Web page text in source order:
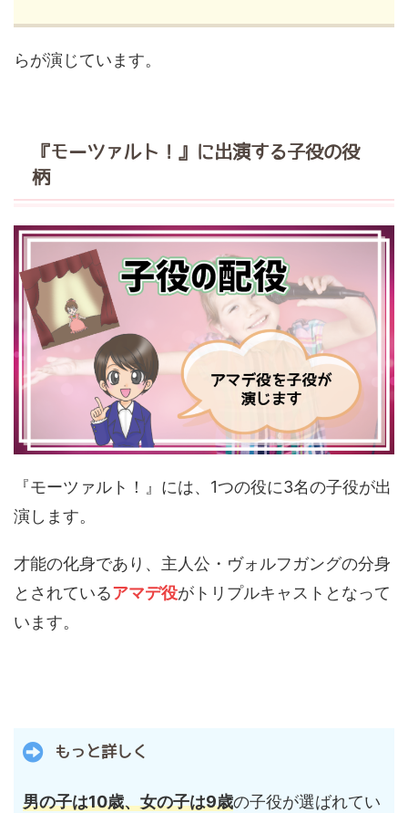
らが演じています。
『モーツァルト！』に出演する子役の役
柄
『モーツァルト！』には、1つの役に3名の子役が出
演します。
才能の化身であり、主人公・ヴォルフガングの分身
とされているアマデ役がトリプルキャストとなって
います。
もっと詳しく
男の子は10歳、女の子は9歳の子役が選ばれてい